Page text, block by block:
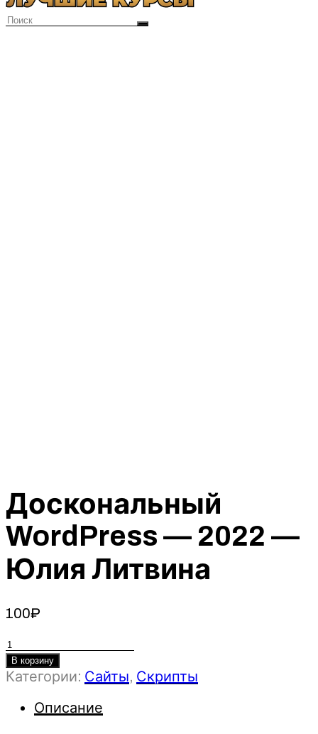
Доскональный
WordPress — 2022 —
Юлия Литвина
100₽
Количество
товара
Доскональный
В корзину
Категории: Сайты, Скрипты
Описание